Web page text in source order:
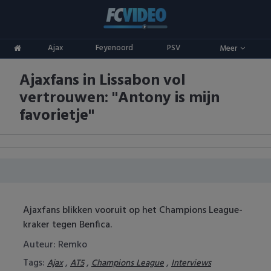
Ajax Feyenoord PSV Meer
ADO Den Haag
Ajax
AZ
FC Utrecht
Competities
Eredivisie
Keuken Kampioen Divisie
Champions League
Oranje
Goals & Samenvattingen
Ajaxfans in Lissabon vol
vertrouwen: ''Antony is mijn
favorietje''
Ajaxfans blikken vooruit op het Champions League-
kraker tegen Benfica.
Auteur: Remko
Tags: Ajax, AT5, Champions League, Interviews